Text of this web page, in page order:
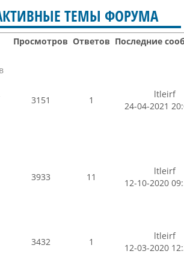
ТЕМЫ ФОРУМА
Просмотров Ответов Последние
3151 1
ltleirf
24-04-2021
3933 11
ltleirf
12-10-2020
3432 1
ltleirf
12-03-2020